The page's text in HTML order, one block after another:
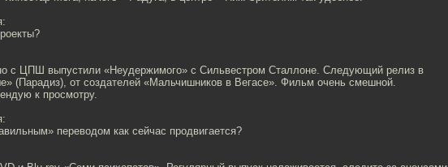
с ЦПШ выпустили «Неудержимого» с Сильвестром Сталлоне. Следующий релиз в
(Парадиз), от создателей «Мальчишников в Вегасе». Фильм очень смешной.
к просмотру.
переводом как сейчас продвигается?